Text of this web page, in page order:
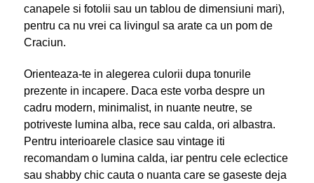
canapele si fotolii sau un tablou de dimensiuni mari),
pentru ca nu vrei ca livingul sa arate ca un pom de
Craciun.
Orienteaza-te in alegerea culorii dupa tonurile
prezente in incapere. Daca este vorba despre un
cadru modern, minimalist, in nuante neutre, se
potriveste lumina alba, rece sau calda, ori albastra.
Pentru interioarele clasice sau vintage iti
recomandam o lumina calda, iar pentru cele eclectice
sau shabby chic cauta o nuanta care se gaseste deja